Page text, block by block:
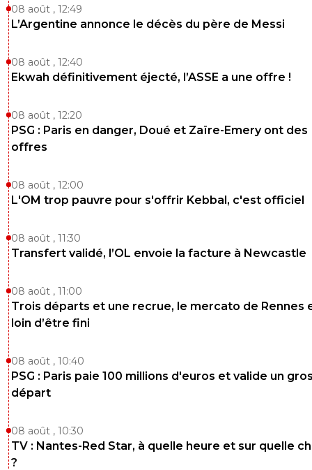
08 août , 12:49
L’Argentine annonce le décès du père de Messi
08 août , 12:40
Ekwah définitivement éjecté, l’ASSE a une offre !
08 août , 12:20
PSG : Paris en danger, Doué et Zaïre-Emery ont des
offres
08 août , 12:00
L'OM trop pauvre pour s'offrir Kebbal, c'est officiel
08 août , 11:30
Transfert validé, l’OL envoie la facture à Newcastle
08 août , 11:00
Trois départs et une recrue, le mercato de Rennes
loin d’être fini
08 août , 10:40
PSG : Paris paie 100 millions d'euros et valide un
départ
08 août , 10:30
TV : Nantes-Red Star, à quelle heure et sur quelle
?